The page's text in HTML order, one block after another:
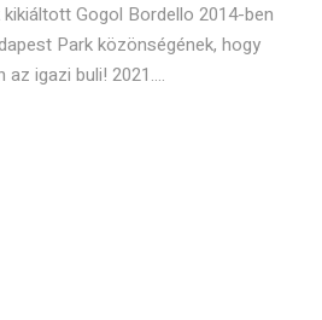
Gogol Bordello 2014-ben
Park közönségének, hogy
igazi buli! 2021....